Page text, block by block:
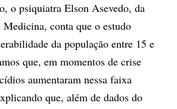
o psiquiatra Elson Asevedo, da
Medicina, conta que o estudo
da população entre 15 e
que, em momentos de crise
aumentaram nessa faixa
que, além de dados do